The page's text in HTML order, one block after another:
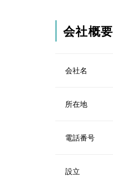
会社概要
会社名
所在地
電話番号
設立